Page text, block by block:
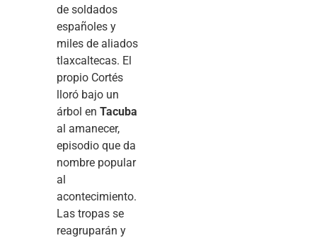
de soldados
españoles y
miles de aliados
tlaxcaltecas. El
propio Cortés
lloró bajo un
árbol en Tacuba
al amanecer,
episodio que da
nombre popular
al
acontecimiento.
Las tropas se
reagruparán y